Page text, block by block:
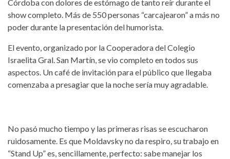
Córdoba con dolores de estómago de tanto reír durante el
show completo. Más de 550 personas “carcajearon” a más no
poder durante la presentación del humorista.
El evento, organizado por la Cooperadora del Colegio
Israelita Gral. San Martín, se vio completo en todos sus
aspectos. Un café de invitación para el público que llegaba
comenzaba a presagiar que la noche sería muy agradable.
No pasó mucho tiempo y las primeras risas se escucharon
ruidosamente. Es que Moldavsky no da respiro, su trabajo en
“Stand Up” es, sencillamente, perfecto: sabe manejar los